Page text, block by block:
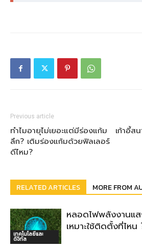
Previous article
ทำไมอายุไม่เยอะแต่มีร่องแก้ม
ลึก? เติมร่องแก้มด้วยฟิลเลอร์
ดีไหม?
เก้าอี้ส
RELATED ARTICLES MORE FROM
เทคโนโลยีและ
ดิจิทัล
หลอดไฟพลังงานแ
เหมาะใช้ติดตั้งที่ไหน